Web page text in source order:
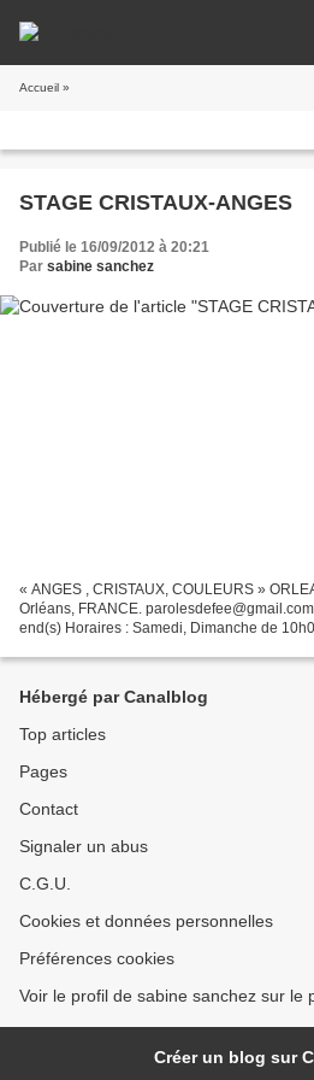
Accueil »
STAGE CRISTAUX-ANGES
Publié le 16/09/2012 à 20:21
Par sabine sanchez
« ANGES , CRISTAUX, COULEURS »
Orléans, FRANCE.
end(s) Horaires : Samedi, Dimanche de
Hébergé par Canalblog
Top articles
Pages
Contact
Signaler un abus
C.G.U.
Cookies et données personnelles
Préférences cookies
Voir le profil de sabine sanchez sur le
Créer un blog sur